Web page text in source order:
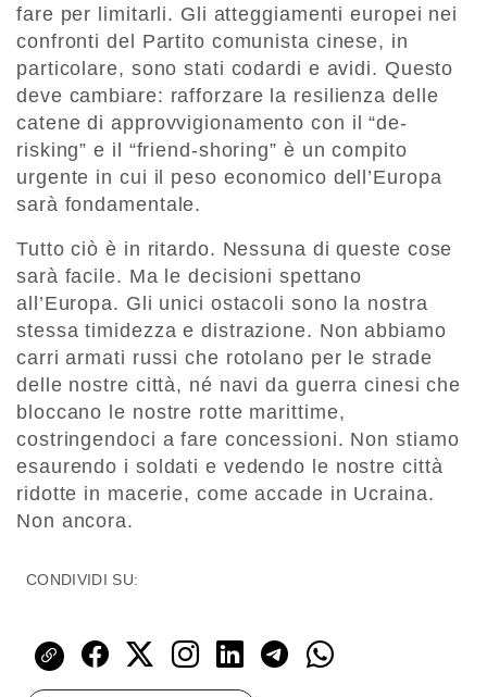
fare per limitarli. Gli atteggiamenti europei nei
confronti del Partito comunista cinese, in
particolare, sono stati codardi e avidi. Questo
deve cambiare: rafforzare la resilienza delle
catene di approvvigionamento con il “de-
risking” e il “friend-shoring” è un compito
urgente in cui il peso economico dell’Europa
sarà fondamentale.
Tutto ciò è in ritardo. Nessuna di queste cose
sarà facile. Ma le decisioni spettano
all’Europa. Gli unici ostacoli sono la nostra
stessa timidezza e distrazione. Non abbiamo
carri armati russi che rotolano per le strade
delle nostre città, né navi da guerra cinesi che
bloccano le nostre rotte marittime,
costringendoci a fare concessioni. Non stiamo
esaurendo i soldati e vedendo le nostre città
ridotte in macerie, come accade in Ucraina.
Non ancora.
CONDIVIDI SU: